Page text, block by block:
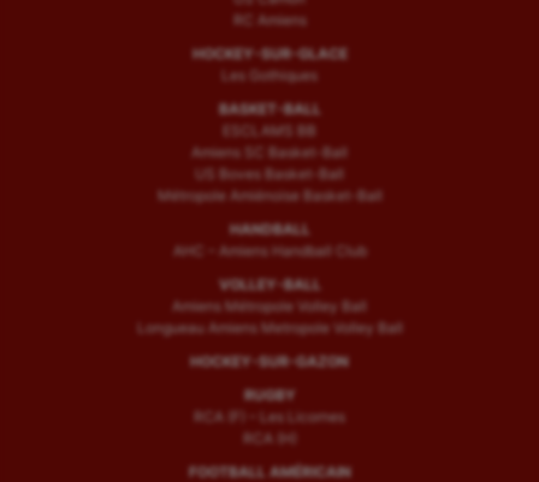
RC Amiens
HOCKEY-SUR-GLACE
Les Gothiques
BASKET-BALL
ESCLAMS BB
Amiens SC Basket-Ball
US Boves Basket-Ball
Métropole Amiénoise Basket-Ball
HANDBALL
AHC – Amiens Handball Club
VOLLEY-BALL
Amiens Métropole Volley Ball
Longueau Amiens Metropole Volley Ball
HOCKEY-SUR-GAZON
RUGBY
RCA (F) – Les Licornes
RCA (H)
FOOTBALL AMÉRICAIN